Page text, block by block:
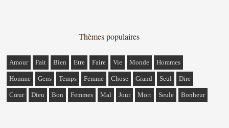
Thèmes populaires
Amour Fait Bien Etre Faire Vie Monde Hommes
Homme Gens Temps Femme Chose Grand Seul Dire
Cœur Dieu Bon Femmes Mal Jour Mort Seule Bonheur